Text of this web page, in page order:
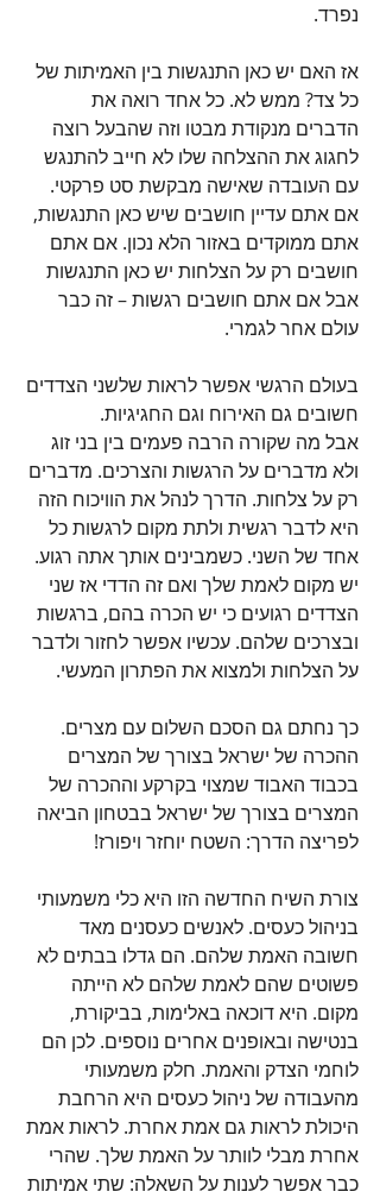
נפרד.
אז האם יש כאן התנגשות בין האמיתות של
כל צד? ממש לא. כל אחד רואה את
הדברים מנקודת מבטו וזה שהבעל רוצה
לחגוג את ההצלחה שלו לא חייב להתנגש
עם העובדה שאישה מבקשת סט פרקטי.
אם אתם עדיין חושבים שיש כאן התנגשות,
אתם ממוקדים באזור הלא נכון. אם אתם
חושבים רק על הצלחות יש כאן התנגשות
אבל אם אתם חושבים רגשות – זה כבר
עולם אחר לגמרי.
בעולם הרגשי אפשר לראות שלשני הצדדים
חשובים גם האירוח וגם החגיגיות.
אבל מה שקורה הרבה פעמים בין בני זוג
ולא מדברים על הרגשות והצרכים. מדברים
רק על צלחות. הדרך לנהל את הוויכוח הזה
היא לדבר רגשית ולתת מקום לרגשות כל
אחד של השני. כשמבינים אותך אתה רגוע.
יש מקום לאמת שלך ואם זה הדדי אז שני
הצדדים רגועים כי יש הכרה בהם, ברגשות
ובצרכים שלהם. עכשיו אפשר לחזור ולדבר
על הצלחות ולמצוא את הפתרון המעשי.
כך נחתם גם הסכם השלום עם מצרים.
ההכרה של ישראל בצורך של המצרים
בכבוד האבוד שמצוי בקרקע וההכרה של
המצרים בצורך של ישראל בבטחון הביאה
לפריצה הדרך: השטח יוחזר ויפורז!
צורת השיח החדשה הזו היא כלי משמעותי
בניהול כעסים. לאנשים כעסנים מאד
חשובה האמת שלהם. הם גדלו בבתים לא
פשוטים שהם לאמת שלהם לא הייתה
מקום. היא דוכאה באלימות, בביקורת,
בנטישה ובאופנים אחרים נוספים. לכן הם
לוחמי הצדק והאמת. חלק משמעותי
מהעבודה של ניהול כעסים היא הרחבת
היכולת לראות גם אמת אחרת. לראות אמת
אחרת מבלי לוותר על האמת שלך. שהרי
כבר אפשר לענות על השאלה: שתי אמיתות